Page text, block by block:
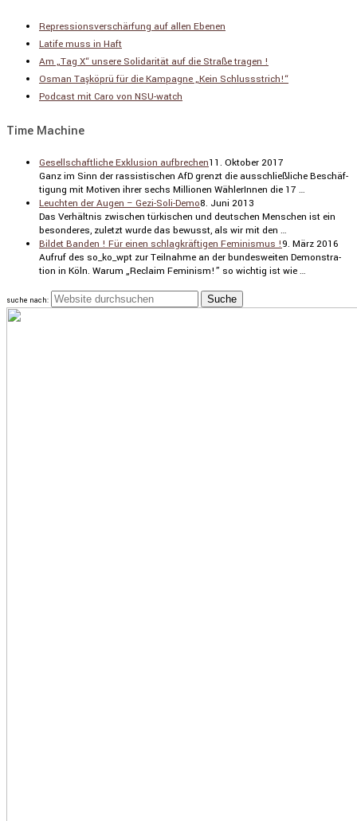
Repressionsverschärfung auf allen Ebenen
Latife muss in Haft
Am „Tag X“ unsere Solidarität auf die Straße tragen !
Osman Taşköprü für die Kampagne „Kein Schlussstrich!“
Podcast mit Caro von NSU-watch
Time Machine
Gesellschaftliche Exklusion aufbrechen11. Oktober 2017
Ganz im Sinn der rassis­ti­schen AfD grenzt die ausschließ­liche Beschäf­
ti­gung mit Motiven ihrer sechs Millionen Wähle­rInnen die 17 …
Leuchten der Augen – Gezi-Soli-Demo8. Juni 2013
Das Verhältnis zwischen türki­schen und deutschen Menschen ist ein
beson­deres, zuletzt wurde das bewusst, als wir mit den …
Bildet Banden ! Für einen schlagkräftigen Feminismus !9. März 2016
Aufruf des so_ko_wpt zur Teilnahme an der bundes­weiten Demons­tra­
tion in Köln. Warum „Reclaim Feminism!” so wichtig ist wie …
suche nach: